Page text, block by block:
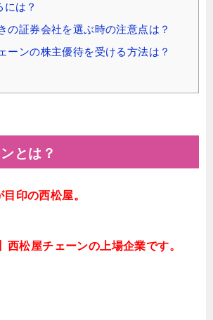
は？
の証券会社を選ぶ時の注意点は？
ーンの株主優待を受ける方法は？
とは？
印の西松屋。
西松屋チェーンの上場企業です。